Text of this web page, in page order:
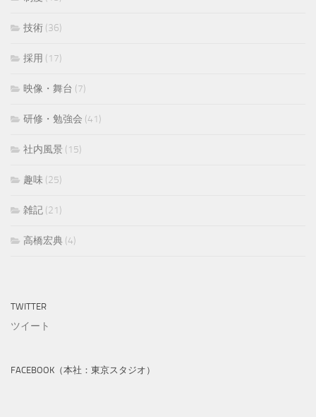
技術 (36)
採用 (17)
映像・舞台 (7)
研修・勉強会 (41)
社内風景 (15)
趣味 (25)
雑記 (21)
高橋宏典 (4)
TWITTER
ツイート
FACEBOOK（本社：東京スタジオ）